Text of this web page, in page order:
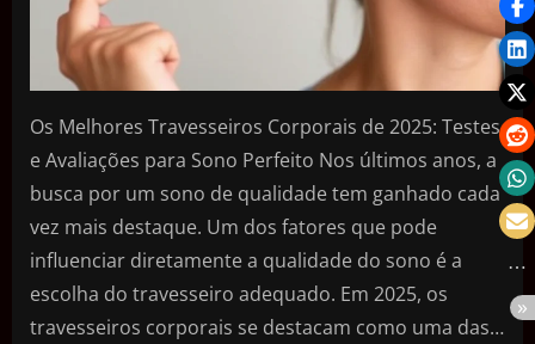
Os Melhores Travesseiros Corporais de 2025: Testes
e Avaliações para Sono Perfeito Nos últimos anos, a
busca por um sono de qualidade tem ganhado cada
vez mais destaque. Um dos fatores que pode
influenciar diretamente a qualidade do sono é a
escolha do travesseiro adequado. Em 2025, os
travesseiros corporais se destacam como uma das…